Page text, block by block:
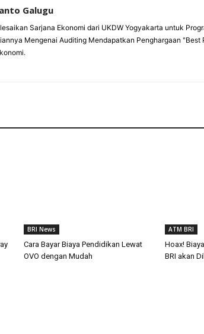
Galugu
Sarjana Ekonomi dari UKDW Yogyakarta untuk
Mengenai Auditing Mendapatkan Penghargaan "Best
BRI News
Cara Bayar Biaya Pendidikan Lewat
OVO dengan Mudah
ATM BRI
Hoax!
BRI akan